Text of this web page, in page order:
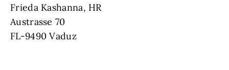
Frieda Kashanna, HR
Austrasse 70
FL-9490 Vaduz